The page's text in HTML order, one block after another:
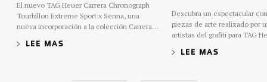
El nuevo TAG Heuer Carrera Chronograph
Tourbillon Extreme Sport x Senna, una
nueva incorporación a la colección Carrera,
en las carreras que se remonta a 1963 e
LEE MAS
Descubra un espectacular
piezas de arte realizado por
artistas del grafiti para TAG
LEE MAS